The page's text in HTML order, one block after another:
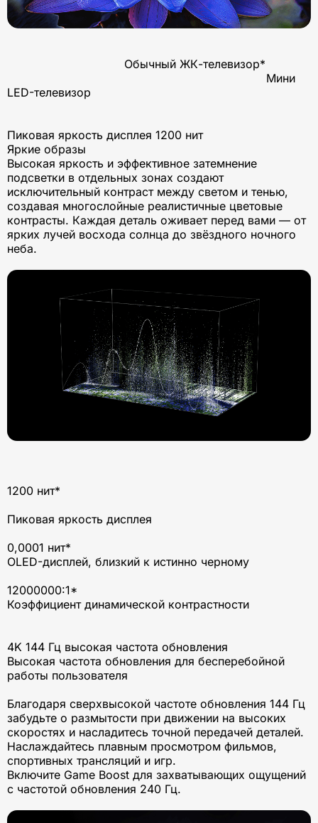
Обычный ЖК-телевизор*
Мини
LED-телевизор
Пиковая яркость дисплея 1200 нит
Яркие образы
Высокая яркость и эффективное затемнение
подсветки в отдельных зонах создают
исключительный контраст между светом и тенью,
создавая многослойные реалистичные цветовые
контрасты. Каждая деталь оживает перед вами — от
ярких лучей восхода солнца до звёздного ночного
неба.
1200 нит*
Пиковая яркость дисплея
0,0001 нит*
OLED-дисплей, близкий к истинно черному
12000000:1*
Коэффициент динамической контрастности
4K 144 Гц высокая частота обновления
Высокая частота обновления для бесперебойной
работы пользователя
Благодаря сверхвысокой частоте обновления 144 Гц
забудьте о размытости при движении на высоких
скоростях и насладитесь точной передачей деталей.
Наслаждайтесь плавным просмотром фильмов,
спортивных трансляций и игр.
Включите Game Boost для захватывающих ощущений
с частотой обновления 240 Гц.